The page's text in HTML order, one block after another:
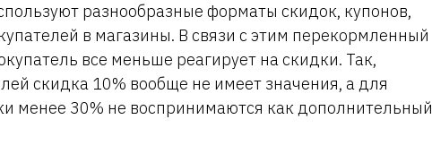
разнообразные форматы скидок, купонов,
в магазины. В связи с этим перекормленный
все меньше реагирует на скидки. Так,
скидка 10% вообще не имеет значения, а для
менее 30% не воспринимаются как дополнительный